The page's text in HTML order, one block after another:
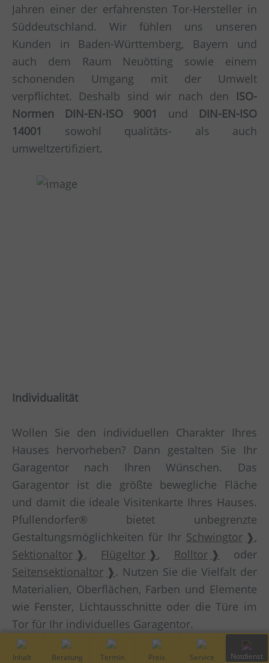
Jahren einer der erfahrensten Tor-Hersteller in
Süddeutschland. Wir fühlen uns unseren
Kunden in Baden-Württemberg, Bayern und
auch dem Raum Neuötting sowie einem
schonenden Umgang mit der Umwelt
verpflichtet. Deshalb sind wir nach den ISO-
Normen DIN-EN-ISO 9001
und DIN-EN-ISO
14001
sowohl qualitäts- als auch
umweltzertifiziert.
Individualität
Wollen Sie den individuellen Charakter Ihres
Hauses hervorheben? Dann gestalten Sie Ihr
Garagentor nach Ihren Wünschen. Das
Garagentor ist die größte bewegliche Fläche
und damit die ideale Visitenkarte Ihres Hauses.
Pfullendorfer® bietet unbegrenzte
Gestaltungsmöglichkeiten für Ihr Schwingtor
,
Sektionaltor
, Flügeltor , Rolltor
oder
Seitensektionaltor
. Nutzen Sie die Vielfalt der
Materialien, Oberflächen, Farben und Elemente
wie Fenster, Lichtausschnitte oder die Türe im
Tor für Ihr individuelles Garagentor.
Inhalt Kostenfreie Vor-Ort Preis Service